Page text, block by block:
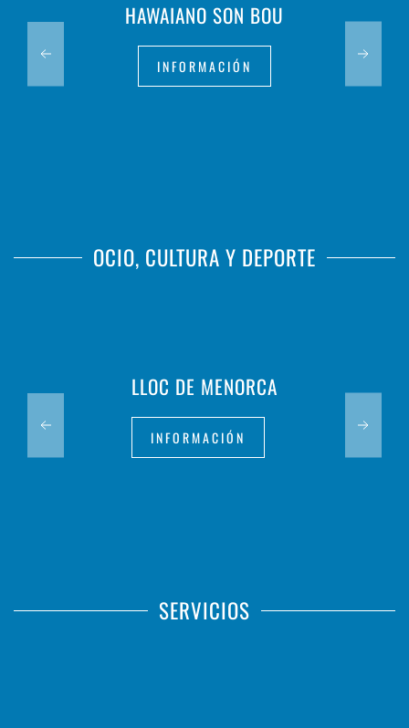
HAWAIANO SON BOU
INFORMACIÓN
OCIO, CULTURA Y DEPORTE
LLOC DE MENORCA
INFORMACIÓN
SERVICIOS